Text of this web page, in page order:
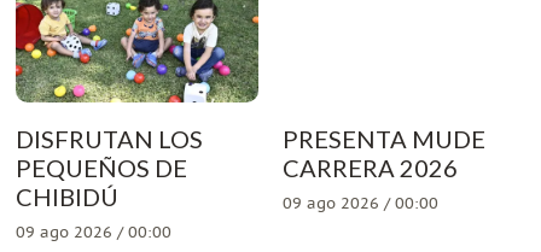
DISFRUTAN LOS
PEQUEÑOS DE
CHIBIDÚ
09 ago 2026 / 00:00
PRESENTA MUDE
CARRERA 2026
09 ago 2026 / 00:00